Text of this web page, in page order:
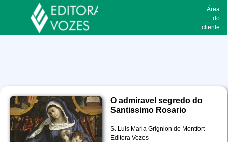
Área
do
cliente
O admiravel segredo do
Santissimo Rosario
S. Luis Maria Grignion de Montfort
Editora Vozes